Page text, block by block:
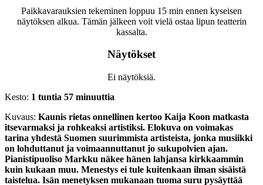
Paikkavarauksien tekeminen loppuu 15 min ennen kyseisen
näytöksen alkua. Tämän jälkeen voit vielä ostaa lipun teatterin
kassalta.
Näytökset
Ei näytöksiä.
Kesto: 1 tuntia 57 minuuttia
Kuvaus: Kaunis rietas onnellinen kertoo Kaija Koon matkasta
itsevarmaksi ja rohkeaksi artistiksi. Elokuva on voimakas
tarina yhdestä Suomen suurimmista artisteista, jonka musiikki
on lohduttanut ja voimaannuttanut jo sukupolvien ajan.
Pianistipuoliso Markku näkee hänen lahjansa kirkkaammin
kuin kukaan muu. Menestys ei tule kuitenkaan ilman sisäistä
taistelua. Isän menetyksen mukanaan tuoma suru pysäyttää